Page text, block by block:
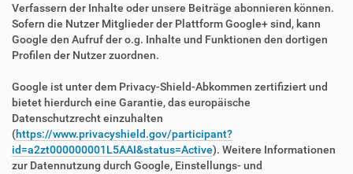
Verfassern der Inhalte oder unsere Beiträge abonnieren können.
Sofern die Nutzer Mitglieder der Plattform Google+ sind, kann
Google den Aufruf der o.g. Inhalte und Funktionen den dortigen
Profilen der Nutzer zuordnen.
Google ist unter dem Privacy-Shield-Abkommen zertifiziert und
bietet hierdurch eine Garantie, das europäische
Datenschutzrecht einzuhalten
(https://www.privacyshield.gov/participant?
id=a2zt000000001L5AAI&status=Active). Weitere Informationen
zur Datennutzung durch Google, Einstellungs- und